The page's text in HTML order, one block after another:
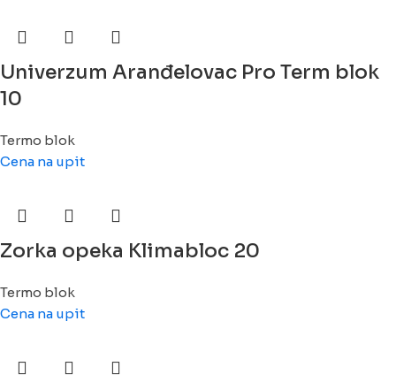
Univerzum Aranđelovac Pro Term blok
10
Termo blok
Cena na upit
Zorka opeka Klimabloc 20
Termo blok
Cena na upit